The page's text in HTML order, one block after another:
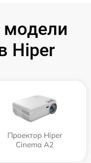
Hiper
Проектор Hiper
Cinema A2